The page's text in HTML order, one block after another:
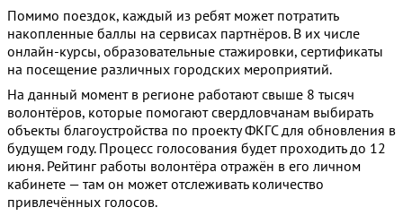
Помимо поездок, каждый из ребят может потратить
накопленные баллы на сервисах партнёров. В их числе
онлайн-курсы, образовательные стажировки, сертификаты
на посещение различных городских мероприятий.
На данный момент в регионе работают свыше 8 тысяч
волонтёров, которые помогают свердловчанам выбирать
объекты благоустройства по проекту ФКГС для обновления в
будущем году. Процесс голосования будет проходить до 12
июня. Рейтинг работы волонтёра отражён в его личном
кабинете — там он может отслеживать количество
привлечённых голосов.